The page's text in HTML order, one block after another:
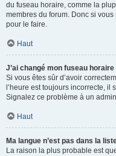
du fuseau horaire, comme la
membres du forum. Donc si vous
pour le faire.
Haut
J’ai changé mon fuseau
Si vous êtes sûr d’avoir
l’heure est toujours incorrecte, il
Signalez ce problème à un
Haut
Ma langue n’est pas dans la
La raison la plus probable est